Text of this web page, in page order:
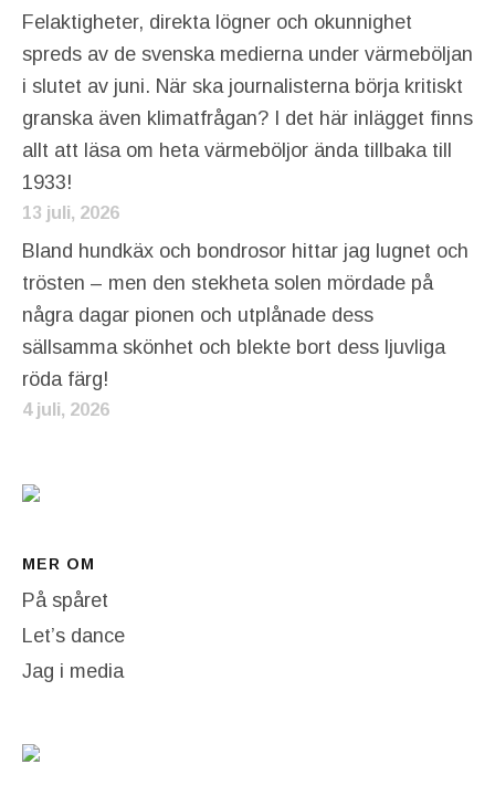
Felaktigheter, direkta lögner och okunnighet
spreds av de svenska medierna under värmeböljan
i slutet av juni. När ska journalisterna börja kritiskt
granska även klimatfrågan? I det här inlägget finns
allt att läsa om heta värmeböljor ända tillbaka till
1933!
13 juli, 2026
Bland hundkäx och bondrosor hittar jag lugnet och
trösten – men den stekheta solen mördade på
några dagar pionen och utplånade dess
sällsamma skönhet och blekte bort dess ljuvliga
röda färg!
4 juli, 2026
MER OM
På spåret
Let’s dance
Jag i media